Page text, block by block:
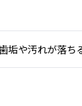
垢や汚れが落ち